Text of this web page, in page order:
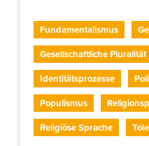
Fundamentalismus
Gesellschaftliche Pluralität
Identitätsprozesse
Populismus
Religiöse Sprache